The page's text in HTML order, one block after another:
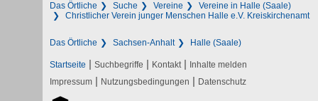
Das Örtliche Suche Vereine
Vereine in Halle (Saale)
Christlicher Verein junger Menschen Halle e.V. Kreiskirchenamt
Das Örtliche Sachsen-Anhalt Halle (Saale)
Startseite | Suchbegriffe | Kontakt | Inhalte melden
Impressum | Nutzungsbedingungen | Datenschutz